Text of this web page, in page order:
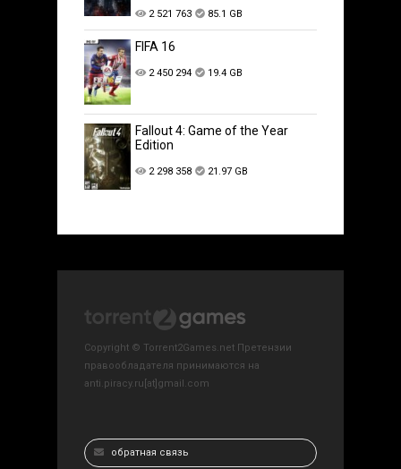
2 521 763 85.1 GB
FIFA 16
2 450 294 19.4 GB
Fallout 4: Game of the Year
Edition
2 298 358 21.97 GB
Copyright © Torrent2Games.net Претензии
правообладателя принимаются на
anti.piracy.ru[at]gmail.com
обратная связь